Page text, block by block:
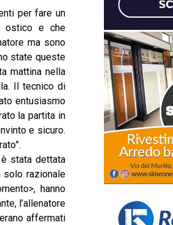
per fare un
ostico e che
ma sono
state queste
mattina nella
Il tecnico di
entusiasmo
la partita in
e sicuro.
stata dettata
solo razionale
hanno
l’allenatore
affermati